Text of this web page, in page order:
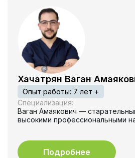
Хачатрян Ваган
Опыт работы: 7 лет +
Специализация:
Ваган Амаякович —
высокими профессиональными
Подробнее